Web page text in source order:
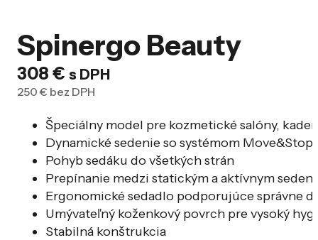
Spinergo Beauty
308 € s DPH
250€ bez DPH
Špeciálny model pre kozmetické salóny,
Dynamické sedenie so systémom
Pohyb sedáku do všetkých strán
Prepínanie medzi statickým a aktívnym
Ergonomické sedadlo podporujúce správne
Umývateľný koženkový povrch pre vysoký
Stabilná konštrukcia